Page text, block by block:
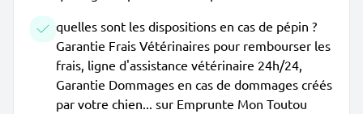
quelles sont les dispositions en cas de pépin ?
Garantie Frais Vétérinaires pour rembourser les
frais, ligne d'assistance vétérinaire 24h/24,
Garantie Dommages en cas de dommages créés
par votre chien... sur Emprunte Mon Toutou